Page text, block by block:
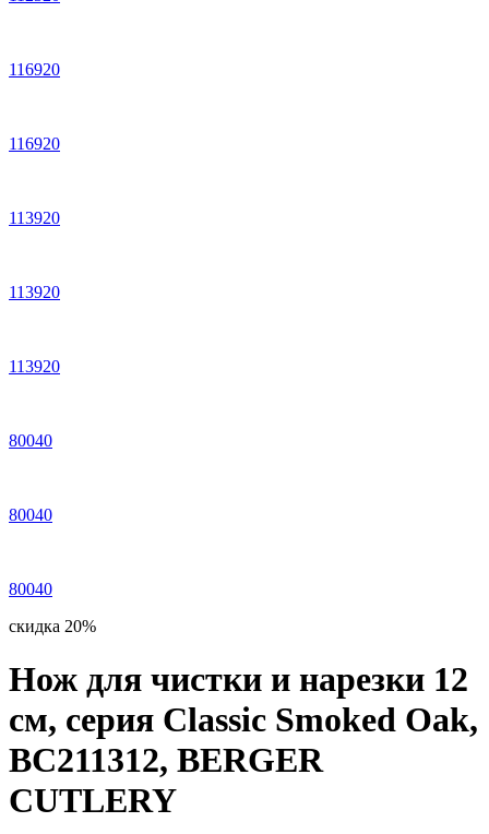
116920
116920
113920
113920
113920
80040
80040
80040
скидка 20%
Нож для чистки и нарезки 12
см, серия Classic Smoked Oak,
BC211312, BERGER
CUTLERY